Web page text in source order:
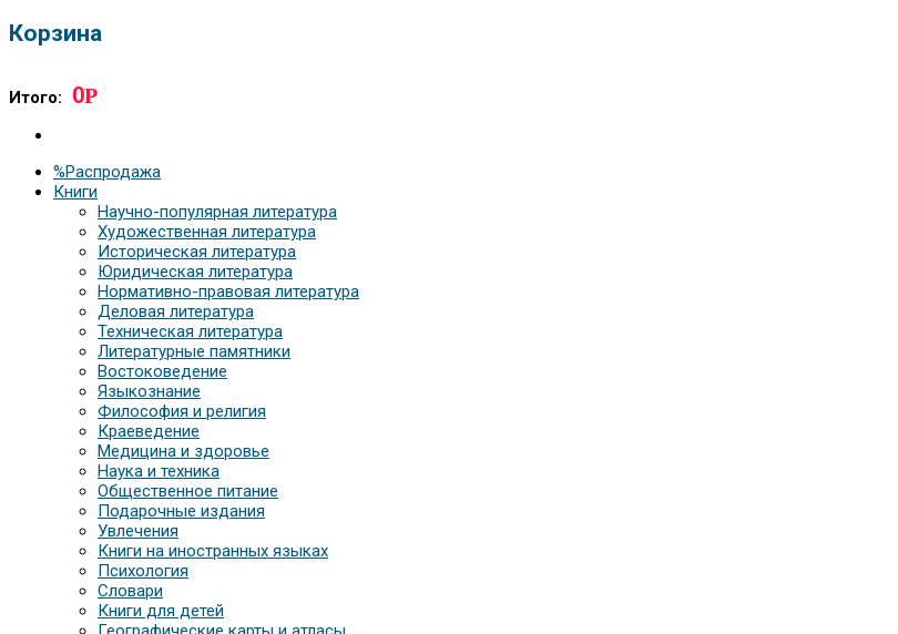
Корзина
Итого: 0Р
%Распродажа
Книги
Научно-популярная литература
Художественная литература
Историческая литература
Юридическая литература
Нормативно-правовая литература
Деловая литература
Техническая литература
Литературные памятники
Востоковедение
Языкознание
Философия и религия
Краеведение
Медицина и здоровье
Наука и техника
Общественное питание
Подарочные издания
Увлечения
Книги на иностранных языках
Психология
Словари
Книги для детей